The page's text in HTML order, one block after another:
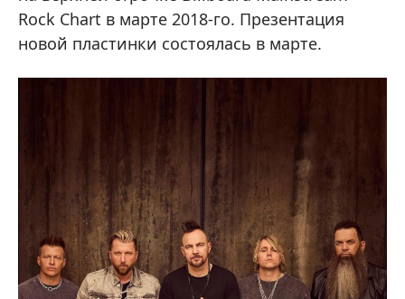
Rock Chart в марте 2018-го. Презентация
новой пластинки состоялась в марте.